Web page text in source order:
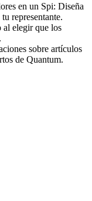
en un Spi: Diseña
representante.
elegir que los
sobre artículos
de Quantum.